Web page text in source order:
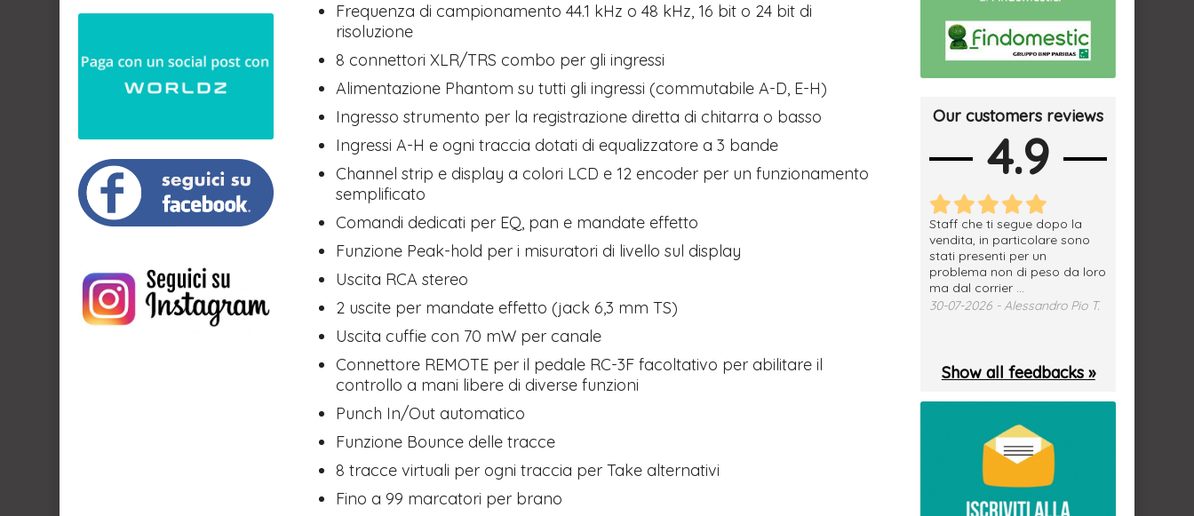
Frequenza di campionamento 44.1 kHz o 48 kHz, 16 bit o 24 bit di
risoluzione
8 connettori XLR/TRS combo per gli ingressi
Alimentazione Phantom su tutti gli ingressi (commutabile A-D, E-H)
Ingresso strumento per la registrazione diretta di chitarra o basso
Ingressi A-H e ogni traccia dotati di equalizzatore a 3 bande
Channel strip e display a colori LCD e 12 encoder per un funzionamento
semplificato
Comandi dedicati per EQ, pan e mandate effetto
Funzione Peak-hold per i misuratori di livello sul display
Uscita RCA stereo
2 uscite per mandate effetto (jack 6,3 mm TS)
Uscita cuffie con 70 mW per canale
Connettore REMOTE per il pedale RC-3F facoltativo per abilitare il
controllo a mani libere di diverse funzioni
Punch In/Out automatico
Funzione Bounce delle tracce
8 tracce virtuali per ogni traccia per Take alternativi
Fino a 99 marcatori per brano
Our customers reviews
4.9
Staff che ti segue dopo la
vendita, in particolare sono
stati presenti per un
problema non di peso da loro
ma dal corrier ...
30-07-2026 - Alessandro Pio T.
Show all feedbacks »